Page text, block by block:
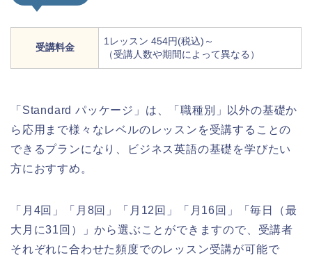
受講料金
1レッスン 454円(税込)～
（受講人数や期間によって異なる）
「Standard パッケージ」は、「職種別」以外の基礎か
ら応用まで様々なレベルのレッスンを受講することの
できるプランになり、ビジネス英語の基礎を学びたい
方におすすめ。
「月4回」「月8回」「月12回」「月16回」「毎日（最
大月に31回）」から選ぶことができますので、受講者
それぞれに合わせた頻度でのレッスン受講が可能で